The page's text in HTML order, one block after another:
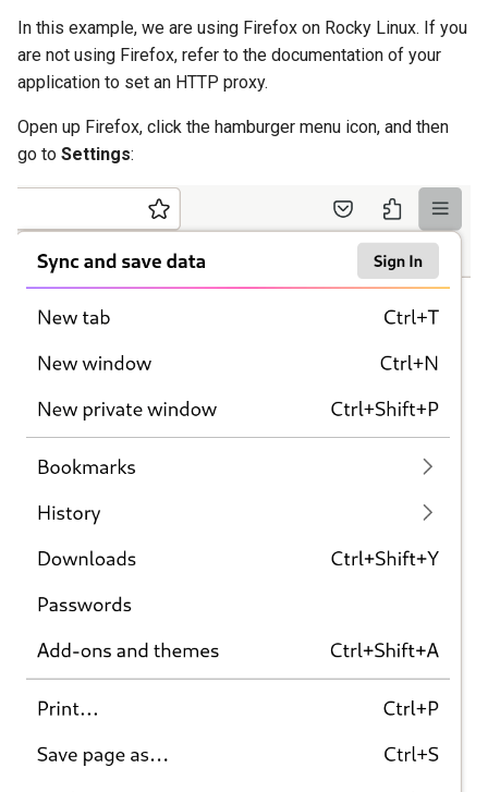
In this example, we are using Firefox on Rocky Linux. If you
are not using Firefox, refer to the documentation of your
application to set an HTTP proxy.
Open up Firefox, click the hamburger menu icon, and then
go to Settings: